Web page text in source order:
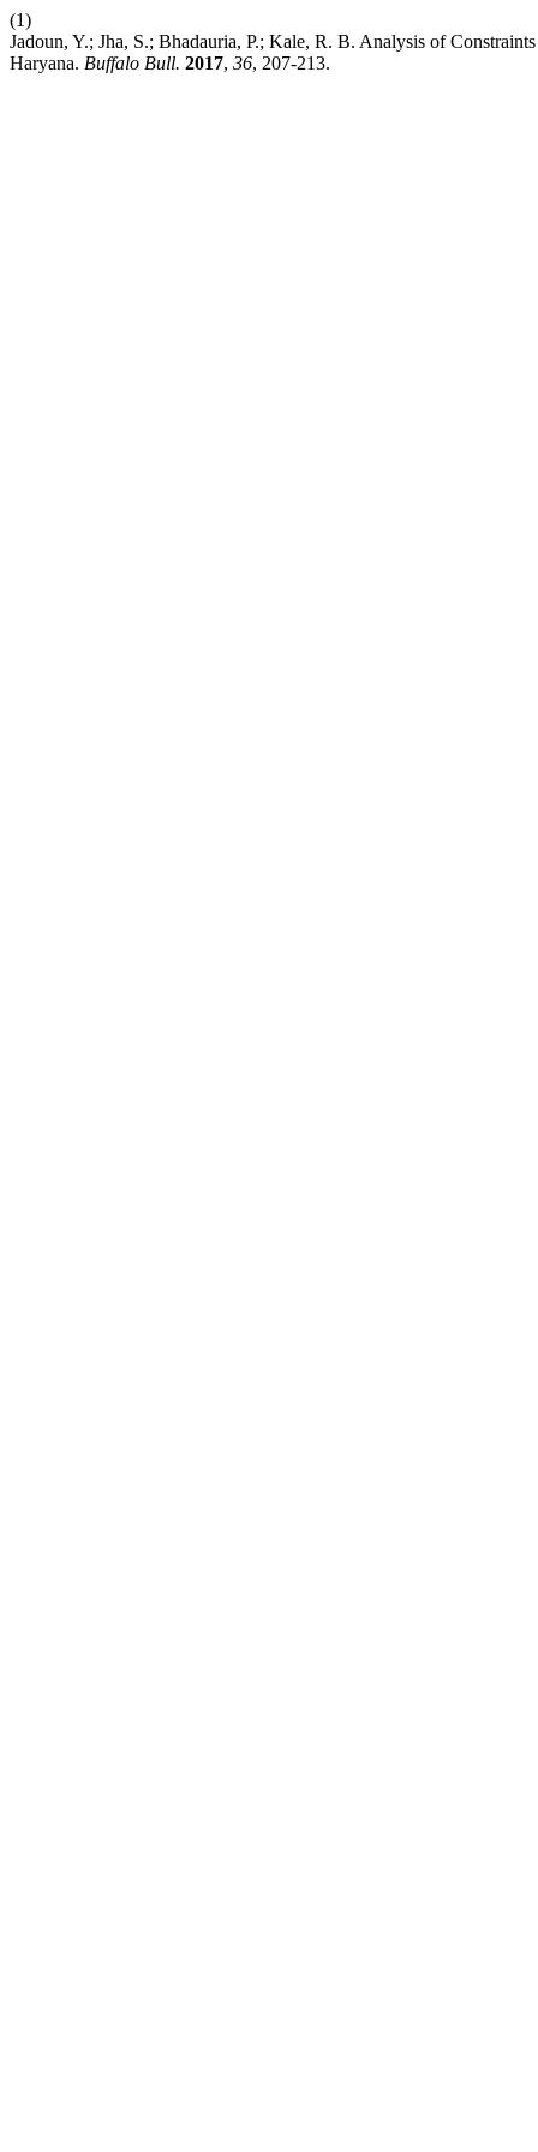
(1)
Jadoun, Y.; Jha, S.; Bhadauria, P.; Kale, R. B. Analysis of
Haryana. Buffalo Bull. 2017, 36, 207-213.